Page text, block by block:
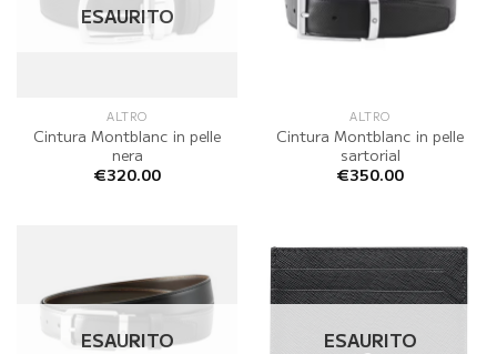
ESAURITO
ALTRO
Cintura Montblanc in pelle
nera
€320.00
ALTRO
Cintura Montblanc in pelle
sartorial
€350.00
ESAURITO ESAURITO